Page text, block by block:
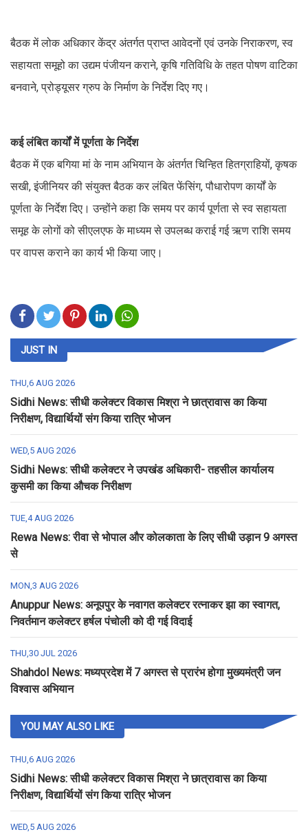
बैठक में लोक अधिकार केंद्र अंतर्गत प्राप्त आवेदनों एवं उनके निराकरण, स्व
सहायता समूहो का उद्यम पंजीयन कराने, कृषि गतिविधि के तहत पोषण वाटिका
बनवाने, प्रोड्यूसर ग्रुप के निर्माण के निर्देश दिए गए।
कई लंबित कार्यों में पूर्णता के निर्देश
बैठक में एक बगिया मां के नाम अभियान के अंतर्गत चिन्हित हितग्राहियों, कृषक
सखी, इंजीनियर की संयुक्त बैठक कर लंबित फेंसिंग, पौधारोपण कार्यों के
पूर्णता के निर्देश दिए। उन्होंने कहा कि समय पर कार्य पूर्णता से स्व सहायता
समूह के लोगों को सीएलएफ के माध्यम से उपलब्ध कराई गई ऋण राशि समय
पर वापस कराने का कार्य भी किया जाए।
JUST IN
THU,6 AUG 2026
Sidhi News: सीधी कलेक्टर विकास मिश्रा ने छात्रावास का किया
निरीक्षण, विद्यार्थियों संग किया रात्रि भोजन
WED,5 AUG 2026
Sidhi News: सीधी कलेक्टर ने उपखंड अधिकारी- तहसील कार्यालय
कुसमी का किया औचक निरीक्षण
TUE,4 AUG 2026
Rewa News: रीवा से भोपाल और कोलकाता के लिए सीधी उड़ान 9 अगस्त
से
MON,3 AUG 2026
Anuppur News: अनूपपुर के नवागत कलेक्टर रत्नाकर झा का स्वागत,
निवर्तमान कलेक्टर हर्षल पंचोली को दी गई विदाई
THU,30 JUL 2026
Shahdol News: मध्यप्रदेश में 7 अगस्त से प्रारंभ होगा मुख्यमंत्री जन
विश्वास अभियान
YOU MAY ALSO LIKE
THU,6 AUG 2026
Sidhi News: सीधी कलेक्टर विकास मिश्रा ने छात्रावास का किया
निरीक्षण, विद्यार्थियों संग किया रात्रि भोजन
WED,5 AUG 2026